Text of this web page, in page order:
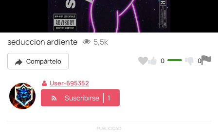
Video
seduccion ardiente 5,5k
Compártelo 0 0
User-695352
Suscribirse 1
PUBLICIDAD